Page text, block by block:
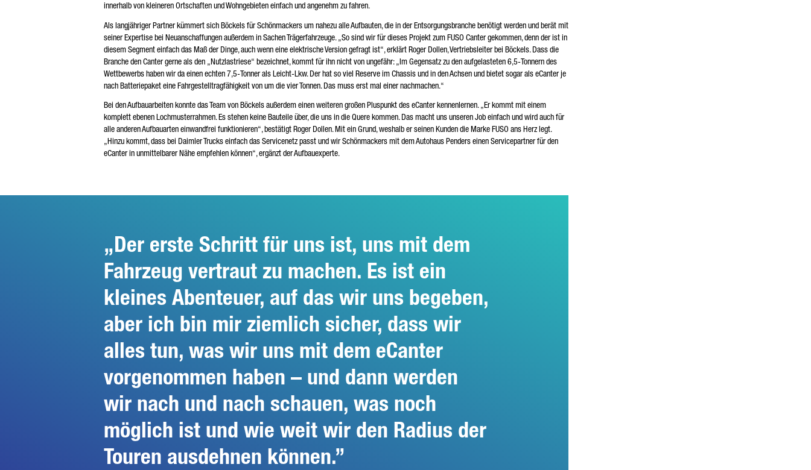
innerhalb von kleineren Ortschaften und Wohngebieten einfach und angenehm zu fahren.
Als langjähriger Partner kümmert sich Böckels für Schönmackers um nahezu alle Aufbauten, die in der Entsorgungsbranche benötigt werden und berät mit
seiner Expertise bei Neuanschaffungen außerdem in Sachen Trägerfahrzeuge. „So sind wir für dieses Projekt zum FUSO Canter gekommen, denn der ist in
diesem Segment einfach das Maß der Dinge, auch wenn eine elektrische Version gefragt ist“, erklärt Roger Dollen, Vertriebsleiter bei Böckels. Dass die
Branche den Canter gerne als den „Nutzlastriese“ bezeichnet, kommt für ihn nicht von ungefähr: „Im Gegensatz zu den aufgelasteten 6,5-Tonnern des
Wettbewerbs haben wir da einen echten 7,5-Tonner als Leicht-Lkw. Der hat so viel Reserve im Chassis und in den Achsen und bietet sogar als eCanter je
nach Batteriepaket eine Fahrgestelltragfähigkeit von um die vier Tonnen. Das muss erst mal einer nachmachen.“
Bei den Aufbauarbeiten konnte das Team von Böckels außerdem einen weiteren großen Pluspunkt des eCanter kennenlernen. „Er kommt mit einem
komplett ebenen Lochmusterrahmen. Es stehen keine Bauteile über, die uns in die Quere kommen. Das macht uns unseren Job einfach und wird auch für
alle anderen Aufbauarten einwandfrei funktionieren“, bestätigt Roger Dollen. Mit ein Grund, weshalb er seinen Kunden die Marke FUSO ans Herz legt.
„Hinzu kommt, dass bei Daimler Trucks einfach das Servicenetz passt und wir Schönmackers mit dem Autohaus Penders einen Servicepartner für den
eCanter in unmittelbarer Nähe empfehlen können“, ergänzt der Aufbauexperte.
Der erste Schritt für uns ist, uns mit dem
Fahrzeug vertraut zu machen. Es ist ein
kleines Abenteuer, auf das wir uns begeben,
aber ich bin mir ziemlich sicher, dass wir
alles tun, was wir uns mit dem eCanter
vorgenommen haben – und dann werden
wir nach und nach schauen, was noch
möglich ist und wie weit wir den Radius der
Touren ausdehnen können.